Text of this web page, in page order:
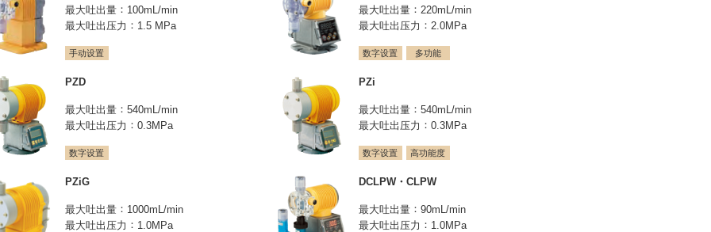
最大吐出量
100mL/min
最大吐出压力
1.5 MPa
手动设置
最大吐出量
220mL/min
最大吐出压力
2.0MPa
数字设置 多功能
PZD
最大吐出量
540mL/min
最大吐出压力
0.3MPa
数字设置
PZi
最大吐出量
540mL/min
最大吐出压力
0.3MPa
数字设置 高功能度
PZiG
最大吐出量
1000mL/min
最大吐出压力
1.0MPa
DCLPW・CLPW
最大吐出量
90mL/min
最大吐出压力
1.0MPa